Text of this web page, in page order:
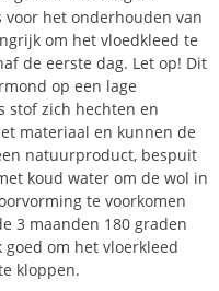
het onderhouden van
om het vloedkleed te
de eerste dag. Let op! Dit
op een lage
stof zich hechten en
materiaal en kunnen de
natuurproduct, bespuit
koud water om de wol in
te voorkomen
3 maanden 180 graden
om het vloerkleed
kloppen.